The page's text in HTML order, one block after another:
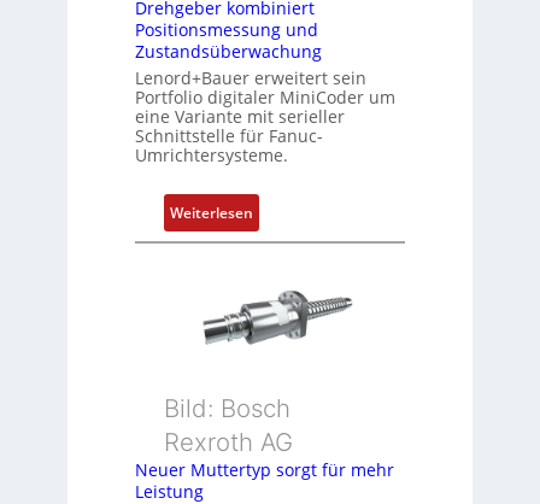
b
i
i
e
r
P
o
s
i
o
m
s
Drehgeber kombiniert
Positionsmessung und
Zustandsüberwachung
Lenord+Bauer erweitert sein
Portfolio digitaler MiniCoder um
eine Variante mit serieller
Schnittstelle für Fanuc-
Umrichtersysteme.
Weiterlesen:
D
h
g
e
k
Bild: Bosch
Rexroth AG
Neuer Muttertyp sorgt für mehr
Leistung